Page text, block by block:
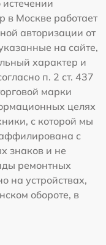
в Москве работает
авторизации от
на сайте,
характер и
п. 2 ст. 437
марки
целях
с которой мы
с
знаков и не
ремонтных
на устройствах,
обороте, в